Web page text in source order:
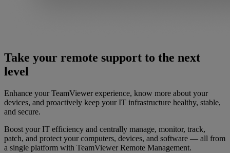
Take your remote support to the next
level
Enhance your TeamViewer experience, know more about your
devices, and proactively keep your IT infrastructure healthy, stable,
and secure.
Boost your IT efficiency and centrally manage, monitor, track,
patch, and protect your computers, devices, and software — all from
a single platform with TeamViewer Remote Management.